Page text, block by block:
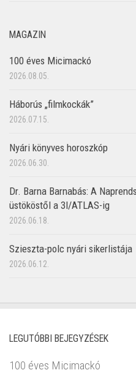
MAGAZIN
100 éves Micimackó
2026.08.05.
Háborús „filmkockák”
2026.07.15.
Nyári könyves horoszkóp
2026.06.30.
Dr. Barna Barnabás: A
üstököstől a 3I/ATLAS-ig
2026.06.18.
Szieszta-polc nyári sikerlistája
2026.06.12.
LEGUTÓBBI BEJEGYZÉSEK
100 éves Micimackó